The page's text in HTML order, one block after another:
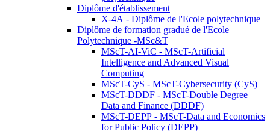
Diplôme d'établissement
X-4A - Diplôme de l'Ecole polytechnique
Diplôme de formation gradué de l'Ecole
Polytechnique -MSc&T
MScT-AI-ViC - MScT-Artificial
Intelligence and Advanced Visual
Computing
MScT-CyS - MScT-Cybersecurity (CyS)
MScT-DDDF - MScT-Double Degree
Data and Finance (DDDF)
MScT-DEPP - MScT-Data and Economics
for Public Policy (DEPP)